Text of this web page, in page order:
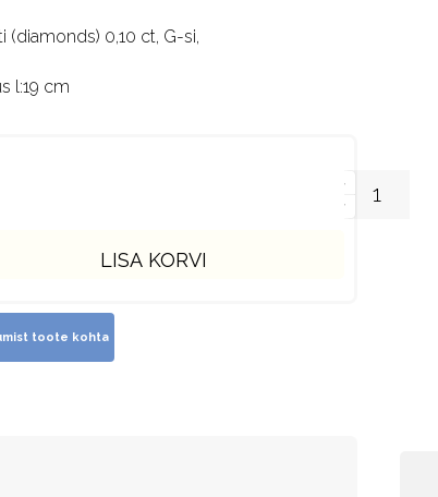
1,195.00€.
998.00€.
(diamonds) 0,10 ct, G-si,
l:19 cm
LISA KORVI